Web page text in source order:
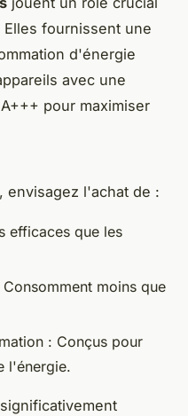
fournissent une
d'énergie
avec une
pour maximiser
envisagez l'achat de :
efficaces que les
moins que
: Conçus pour
l'énergie.